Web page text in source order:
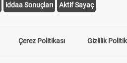
iddaa Sonuçları Aktif Sayaç
Çerez Politikası Gizlilik